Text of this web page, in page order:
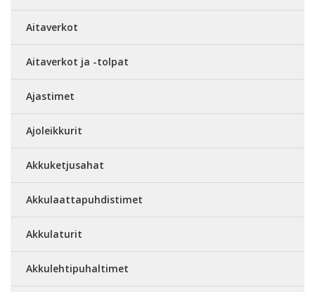
Aitaverkot
Aitaverkot ja -tolpat
Ajastimet
Ajoleikkurit
Akkuketjusahat
Akkulaattapuhdistimet
Akkulaturit
Akkulehtipuhaltimet